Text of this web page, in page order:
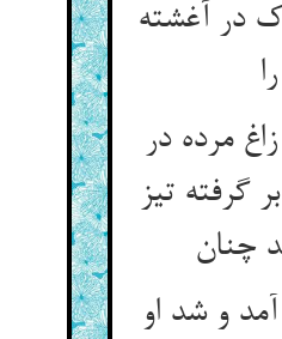
در آغشته
را
مرده در
گرفته تیز
چنان
آمد و شد او